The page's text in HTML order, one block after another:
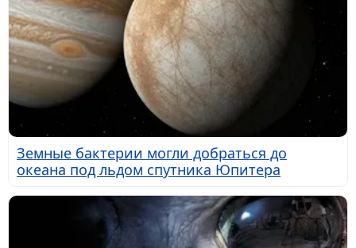
Земные бактерии могли добраться до
океана под льдом спутника Юпитера